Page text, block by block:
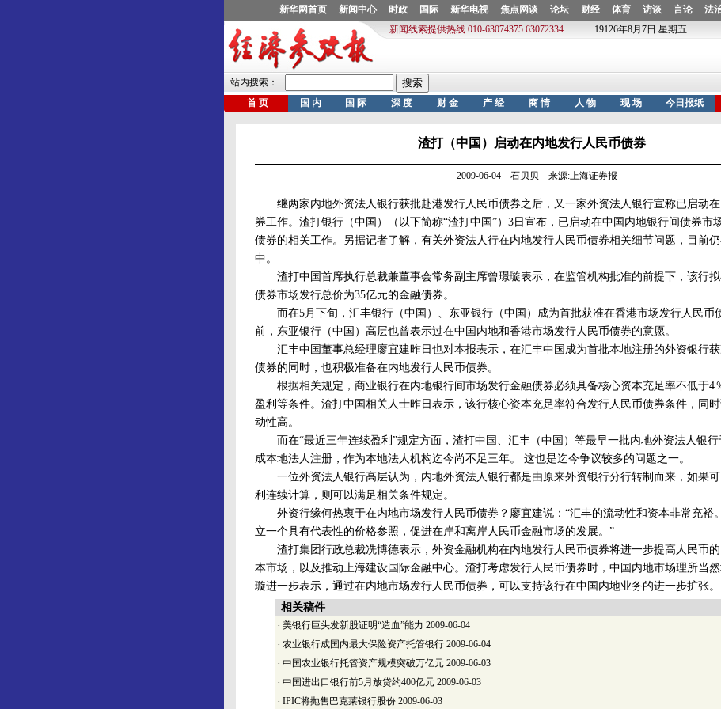
渣打（中国）启动在内地发行人民币债券
2009-06-04 石贝贝 来源:上海证券报
继两家内地外资法人银行获批赴港发行人民币债券之后，又一家外资法人银行宣称已启动
券工作。渣打银行（中国）（以下简称“渣打中国”）3日宣布，已启动在中国内地银行间债券市
债券的相关工作。另据记者了解，有关外资法人行在内地发行人民币债券相关细节问题，目前
中。
渣打中国首席执行总裁兼董事会常务副主席曾璟璇表示，在监管机构批准的前提下，该行拟
债券市场发行总价为35亿元的金融债券。
而在5月下旬，汇丰银行（中国）、东亚银行（中国）成为首批获准在香港市场发行人民币
前，东亚银行（中国）高层也曾表示过在中国内地和香港市场发行人民币债券的意愿。
汇丰中国董事总经理廖宜建昨日也对本报表示，在汇丰中国成为首批本地注册的外资银行获
债券的同时，也积极准备在内地发行人民币债券。
根据相关规定，商业银行在内地银行间市场发行金融债券必须具备核心资本充足率不低于4
盈利等条件。渣打中国相关人士昨日表示，该行核心资本充足率符合发行人民币债券条件，同
动性高。
而在“最近三年连续盈利”规定方面，渣打中国、汇丰（中国）等最早一批内地外资法人银行
成本地法人注册，作为本地法人机构迄今尚不足三年。 这也是迄今争议较多的问题之一。
一位外资法人银行高层认为，内地外资法人银行都是由原来外资银行分行转制而来，如果可
利连续计算，则可以满足相关条件规定。
外资行缘何热衷于在内地市场发行人民币债券？廖宜建说：“汇丰的流动性和资本非常充裕
立一个具有代表性的价格参照，促进在岸和离岸人民币金融市场的发展。”
渣打集团行政总裁冼博德表示，外资金融机构在内地发行人民币债券将进一步提高人民币的
本市场，以及推动上海建设国际金融中心。渣打考虑发行人民币债券时，中国内地市场理所当
璇进一步表示，通过在内地市场发行人民币债券，可以支持该行在中国内地业务的进一步扩张。
相关稿件
· 美银行巨头发新股证明“造血”能力 2009-06-04
· 农业银行成国内最大保险资产托管银行 2009-06-04
· 中国农业银行托管资产规模突破万亿元 2009-06-03
· 中国进出口银行前5月放贷约400亿元 2009-06-03
· IPIC将抛售巴克莱银行股份 2009-06-03